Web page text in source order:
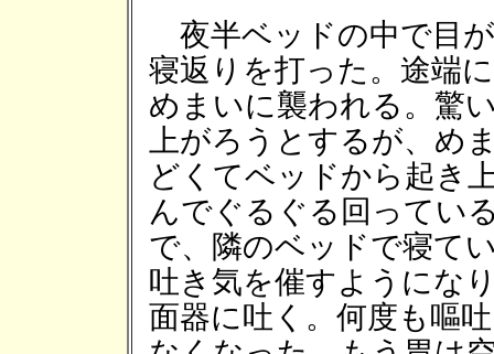
夜半ベッドの中で目
寝返りを打った。途端
めまいに襲われる。驚
上がろうとするが、め
どくてベッドから起き
んでぐるぐる回ってい
で、隣のベッドで寝て
吐き気を催すようにな
面器に吐く。何度も嘔